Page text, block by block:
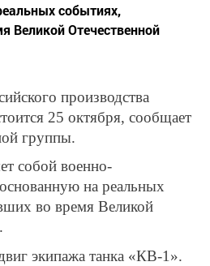
событиях,
Великой Отечественной
производства
25 октября, сообщает
группы.
собой военно-
на реальных
во время Великой
экипажа танка «КВ-1».